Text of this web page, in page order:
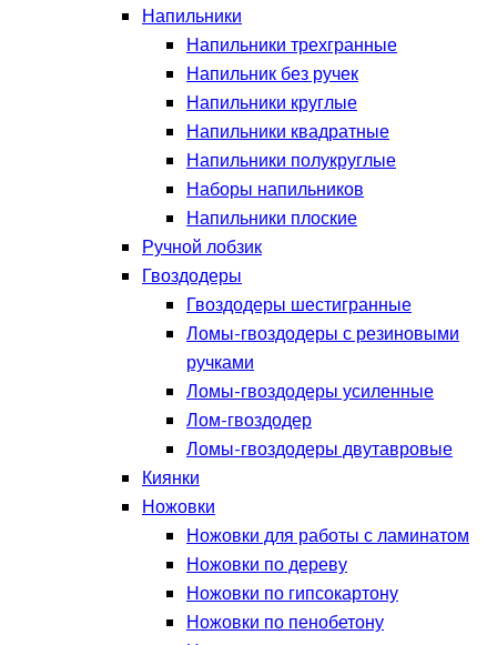
Напильники
Напильники трехгранные
Напильник без ручек
Напильники круглые
Напильники квадратные
Напильники полукруглые
Наборы напильников
Напильники плоские
Ручной лобзик
Гвоздодеры
Гвоздодеры шестигранные
Ломы-гвоздодеры с резиновыми
ручками
Ломы-гвоздодеры усиленные
Лом-гвоздодер
Ломы-гвоздодеры двутавровые
Киянки
Ножовки
Ножовки для работы с ламинатом
Ножовки по дереву
Ножовки по гипсокартону
Ножовки по пенобетону